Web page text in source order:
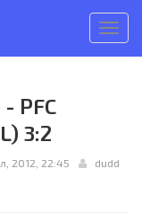
меню
PFC
3:2
2012, 22:45
dudd